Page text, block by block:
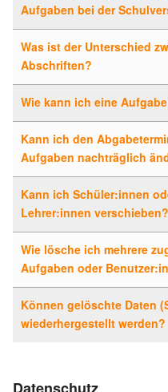
Aufgaben bei der
Was ist der Unterschied
Abschriften?
Wie kann ich eine
Kann ich den
Aufgaben nachträglich
Kann ich Schüler:innen
Lehrer:innen verschieben?
Wie lösche ich mehrere
Aufgaben oder
Können gelöschte Daten
wiederhergestellt werden?